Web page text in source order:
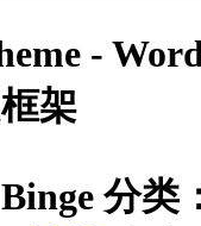
-
架
分类